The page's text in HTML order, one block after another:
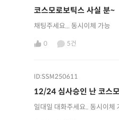
코스모로보틱스 사실 분~
채팅주세요... 동시이체 가능
0 5건
ID:SSM250611
12/24 심사승인 난 코스
일대일 대화주세요.. 동시이체